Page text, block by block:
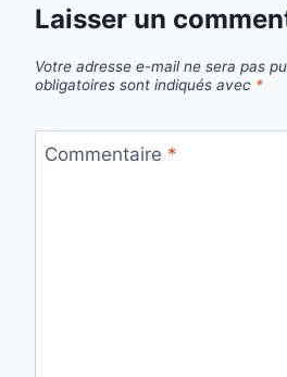
Laisser un
Votre adresse e-mail ne sera pas
obligatoires sont indiqués avec *
Commentaire *